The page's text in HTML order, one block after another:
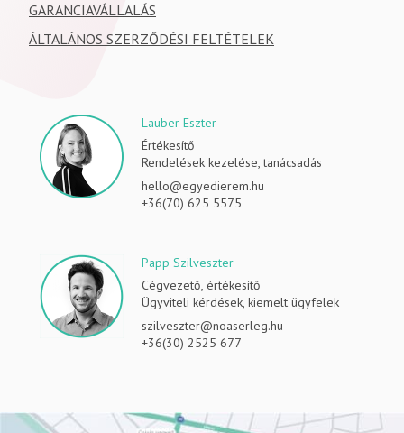
GARANCIAVÁLLALÁS
ÁLTALÁNOS SZERZŐDÉSI FELTÉTELEK
Lauber Eszter
Értékesítő
Rendelések kezelése, tanácsadás
hello@egyedierem.hu
+36(70) 625 5575
Papp Szilveszter
Cégvezető, értékesítő
Ügyviteli kérdések, kiemelt ügyfelek
szilveszter@noaserleg.hu
+36(30) 2525 677